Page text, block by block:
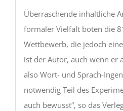
Überraschende inhaltliche
formaler Vielfalt boten die
Wettbewerb, die jedoch
ist der Autor, auch wenn er
also Wort- und Sprach-
notwendig Teil des
auch bewusst“, so das